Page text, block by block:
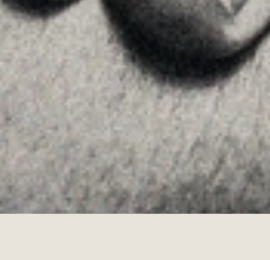
Youtube
Allyon — Barcelona, Spain
Copyrights © 2026 AVISO LEGAL·
POLÍTICA DE COOKIES ·POLÍTICA DE PRIVACIDAD